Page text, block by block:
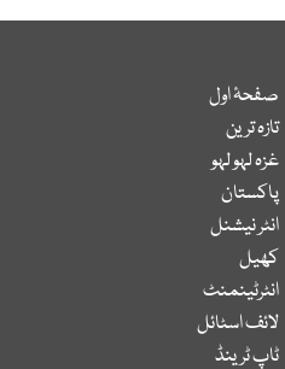
صفحۂ اول
تازہ ترین
غزہ لہو لہو
پاکستان
انٹر نیشنل
کھیل
انٹرٹینمنٹ
لائف اسٹائل
ٹاپ ٹرینڈ